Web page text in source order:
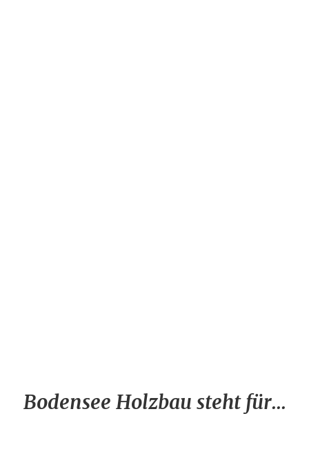
Bodensee Holzbau steht für...